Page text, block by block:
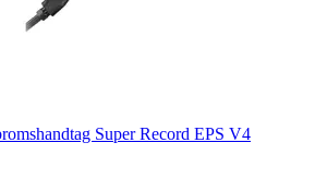
Super Record EPS V4